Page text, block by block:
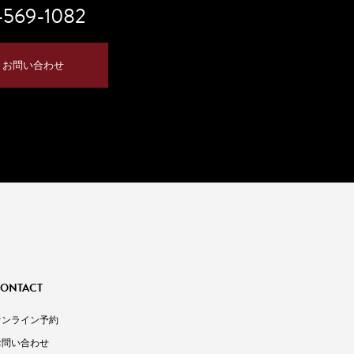
1082
お問い合わせ
ンライン予約
問い合わせ